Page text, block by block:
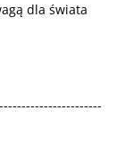
dla świata